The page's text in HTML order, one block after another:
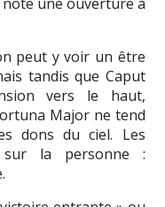
peut y voir un être
tandis que Caput
vers le haut,
Major ne tend
dons du ciel. Les
sur la personne :